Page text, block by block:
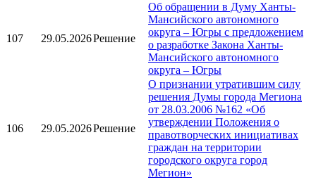
107 29.05.2026Решение
Об обращении в Думу Ханты-
Мансийского автономного
округа – Югры с предложением
о разработке Закона Ханты-
Мансийского автономного
округа – Югры
106 29.05.2026Решение
О признании утратившим силу
решения Думы города Мегиона
от 28.03.2006 №162 «Об
утверждении Положения о
правотворческих инициативах
граждан на территории
городского округа город
Мегион»